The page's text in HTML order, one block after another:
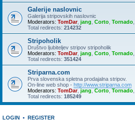
Galerije naslovnic
Galerija stripovskih naslovnic
Moderators: TomDar, jang Corto Tornado
Total redirects: 214232
Stripoholik
Društvo ljubiteljev stripov stripoholik
Moderators: TomDar, jang Corto Tornado
Total redirects: 351424
Striparna.com
Prva slovenska spletna prodajalna stripov.
On-line web shop - http://www.striparna.com
Moderators: TomDar, jang Corto Tornado
Total redirects: 185249
LOGIN • REGISTER